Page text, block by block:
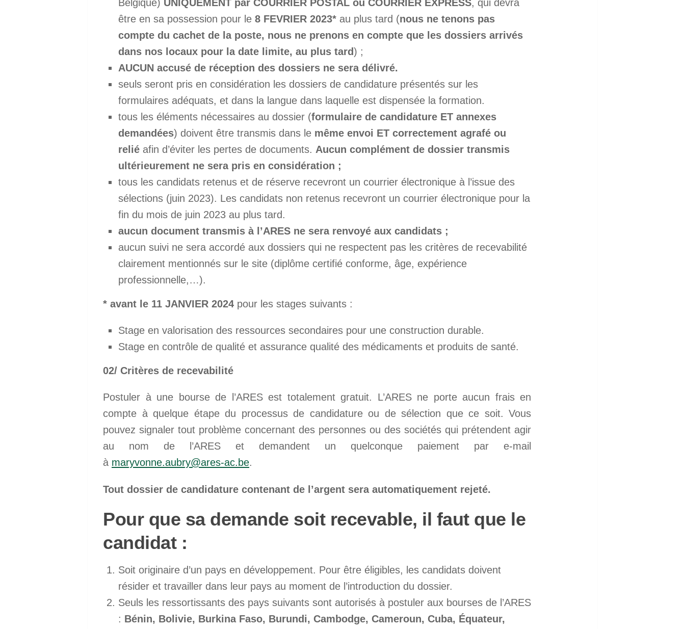
Belgique) UNIQUEMENT par COURRIER POSTAL ou COURRIER EXPRESS, qui devra
être en sa possession pour le 8 FEVRIER 2023* au plus tard (nous ne tenons pas
compte du cachet de la poste, nous ne prenons en compte que les dossiers arrivés
dans nos locaux pour la date limite, au plus tard) ;
AUCUN accusé de réception des dossiers ne sera délivré.
seuls seront pris en considération les dossiers de candidature présentés sur les
formulaires adéquats, et dans la langue dans laquelle est dispensée la formation.
tous les éléments nécessaires au dossier (formulaire de candidature ET annexes
demandées) doivent être transmis dans le même envoi ET correctement agrafé ou
relié afin d’éviter les pertes de documents. Aucun complément de dossier transmis
ultérieurement ne sera pris en considération ;
tous les candidats retenus et de réserve recevront un courrier électronique à l’issue des
sélections (juin 2023). Les candidats non retenus recevront un courrier électronique pour la
fin du mois de juin 2023 au plus tard.
aucun document transmis à l’ARES ne sera renvoyé aux candidats ;
aucun suivi ne sera accordé aux dossiers qui ne respectent pas les critères de recevabilité
clairement mentionnés sur le site (diplôme certifié conforme, âge, expérience
professionnelle,…).
* avant le 11 JANVIER 2024 pour les stages suivants :
Stage en valorisation des ressources secondaires pour une construction durable.
Stage en contrôle de qualité et assurance qualité des médicaments et produits de santé.
02/ Critères de recevabilité
Postuler à une bourse de l’ARES est totalement gratuit. L’ARES ne porte aucun frais en
compte à quelque étape du processus de candidature ou de sélection que ce soit. Vous
pouvez signaler tout problème concernant des personnes ou des sociétés qui prétendent agir
au nom de l’ARES et demandent un quelconque paiement par e-mail
à maryvonne.aubry@ares-ac.be.
Tout dossier de candidature contenant de l’argent sera automatiquement rejeté.
Pour que sa demande soit recevable, il faut que le
candidat :
Soit originaire d’un pays en développement. Pour être éligibles, les candidats doivent
résider et travailler dans leur pays au moment de l’introduction du dossier.
Seuls les ressortissants des pays suivants sont autorisés à postuler aux bourses de l’ARES
: Bénin, Bolivie, Burkina Faso, Burundi, Cambodge, Cameroun, Cuba, Équateur,